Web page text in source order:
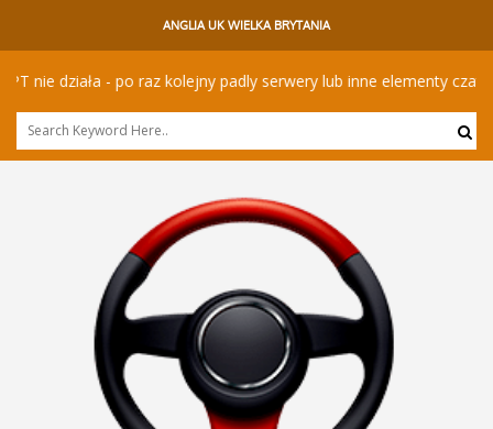
ANGLIA UK WIELKA BRYTANIA
działa - po raz kolejny padly serwery lub inne elementy czatbota